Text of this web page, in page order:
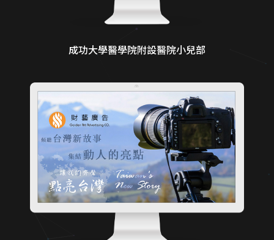
成功大學醫學院附設醫院小兒部